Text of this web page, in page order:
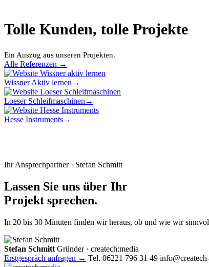
Tolle Kunden, tolle Projekte
Ein Auszug aus unseren Projekten.
Alle Referenzen →
Wissner Aktiv lernen →
Loeser Schleifmaschinen →
Hesse Instruments→
Ihr Ansprechpartner · Stefan Schmitt
Lassen Sie uns über Ihr
Projekt sprechen.
In 20 bis 30 Minuten finden wir heraus, ob und wie wir
Stefan Schmitt Gründer · createch:media
Erstgespräch anfragen → Tel. 06221 796 31 49